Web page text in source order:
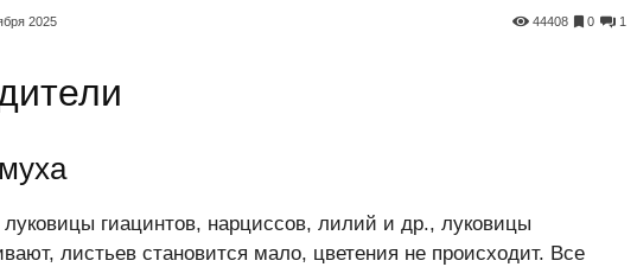
2025 1
0
44408
гиацинтов, нарциссов, лилий и др., луковицы
листьев становится мало, цветения не происходит. Все